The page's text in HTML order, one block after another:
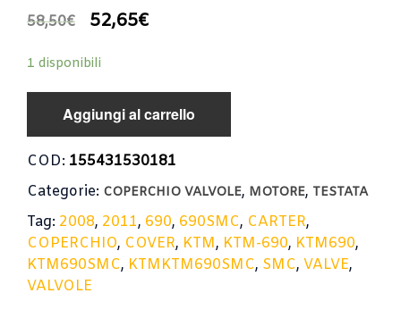
58,50€ 52,65€
1 disponibili
Aggiungi al carrello
COD: 155431530181
Categorie: COPERCHIO VALVOLE, MOTORE, TESTATA
Tag: 2008, 2011, 690, 690SMC, CARTER,
COPERCHIO, COVER, KTM, KTM-690, KTM690,
KTM690SMC, KTMKTM690SMC, SMC, VALVE,
VALVOLE